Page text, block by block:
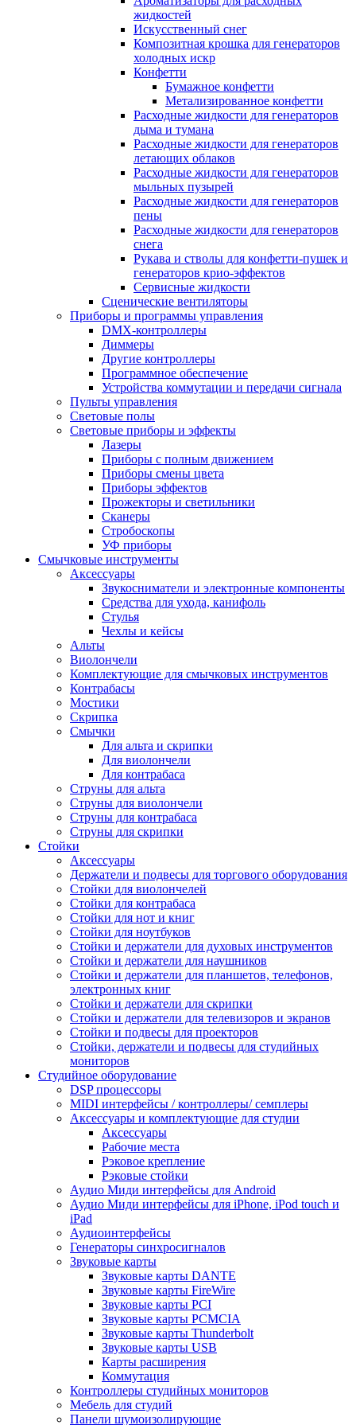
жидкостей
Искусственный снег
Композитная крошка для генераторов
холодных искр
Конфетти
Бумажное конфетти
Метализированное конфетти
Расходные жидкости для генераторов
дыма и тумана
Расходные жидкости для генераторов
летающих облаков
Расходные жидкости для генераторов
мыльных пузырей
Расходные жидкости для генераторов
пены
Расходные жидкости для генераторов
снега
Рукава и стволы для конфетти-пушек и
генераторов крио-эффектов
Сервисные жидкости
Сценические вентиляторы
Приборы и программы управления
DMX-контроллеры
Диммеры
Другие контроллеры
Программное обеспечение
Устройства коммутации и передачи сигнала
Пульты управления
Световые полы
Световые приборы и эффекты
Лазеры
Приборы с полным движением
Приборы смены цвета
Приборы эффектов
Прожекторы и светильники
Сканеры
Стробоскопы
УФ приборы
Смычковые инструменты
Аксессуары
Звукосниматели и электронные компоненты
Средства для ухода, канифоль
Стулья
Чехлы и кейсы
Альты
Виолончели
Комплектующие для смычковых инструментов
Контрабасы
Мостики
Скрипка
Смычки
Для альта и скрипки
Для виолончели
Для контрабаса
Струны для альта
Струны для виолончели
Струны для контрабаса
Струны для скрипки
Стойки
Аксессуары
Держатели и подвесы для торгового оборудования
Стойки для виолончелей
Стойки для контрабаса
Стойки для нот и книг
Стойки для ноутбуков
Стойки и держатели для духовых инструментов
Стойки и держатели для наушников
Стойки и держатели для планшетов, телефонов,
электронных книг
Стойки и держатели для скрипки
Стойки и держатели для телевизоров и экранов
Стойки и подвесы для проекторов
Стойки, держатели и подвесы для студийных
мониторов
Студийное оборудование
DSP процессоры
MIDI интерфейсы / контроллеры/ семплеры
Аксессуары и комплектующие для студии
Аксессуары
Рабочие места
Рэковое крепление
Рэковые стойки
Аудио Миди интерфейсы для Android
Аудио Миди интерфейсы для iPhone, iPod touch и
iPad
Аудиоинтерфейсы
Генераторы синхросигналов
Звуковые карты
Звуковые карты DANTE
Звуковые карты FireWire
Звуковые карты PCI
Звуковые карты PCMCIA
Звуковые карты Thunderbolt
Звуковые карты USB
Карты расширения
Коммутация
Контроллеры студийных мониторов
Мебель для студий
Панели шумоизолирующие